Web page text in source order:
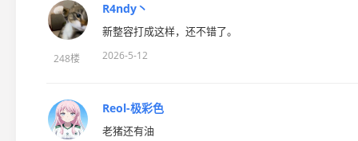
248楼
R4ndy丶
新整容打成这样，还不错了。
2026-5-12
Reol-极彩色
老猪还有油